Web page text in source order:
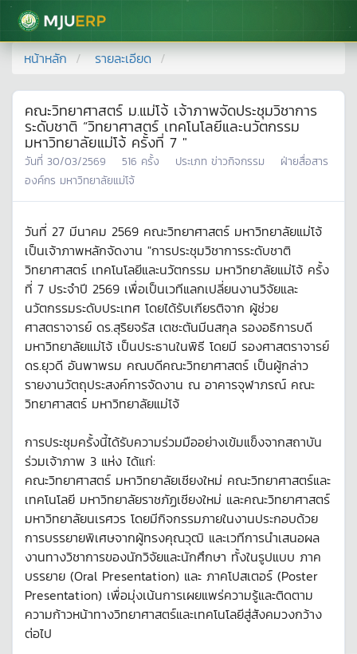
มหาวิทยาลัยแม่โจ้
หน้าหลัก รายละเอียด
คณะวิทยาศาสตร์ ม.แม่โจ้ เจ้าภาพจัดประชุมวิชาการ
ระดับชาติ “วิทยาศาสตร์ เทคโนโลยีและนวัตกรรม
มหาวิทยาลัยแม่โจ้ ครั้งที่ 7 "
วันที่ 30/03/2569 516 ครั้ง ประเภท ข่าวกิจกรรม
ฝ่ายสื่อสาร
องค์กร มหาวิทยาลัยแม่โจ้
วันที่ 27 มีนาคม 2569 คณะวิทยาศาสตร์ มหาวิทยาลัยแม่โจ้
เป็นเจ้าภาพหลักจัดงาน "การประชุมวิชาการระดับชาติ
วิทยาศาสตร์ เทคโนโลยีและนวัตกรรม มหาวิทยาลัยแม่โจ้ ครั้ง
ที่ 7 ประจำปี 2569 เพื่อเป็นเวทีแลกเปลี่ยนงานวิจัยและ
นวัตกรรมระดับประเทศ โดยได้รับเกียรติจาก ผู้ช่วย
ศาสตราจารย์ ดร.สุริยจรัส เตชะตันมีนสกุล รองอธิการบดี
มหาวิทยาลัยแม่โจ้ เป็นประธานในพิธี โดยมี รองศาสตราจารย์
ดร.ยุวดี อันพาพรม คณบดีคณะวิทยาศาสตร์ เป็นผู้กล่าว
รายงานวัตถุประสงค์การจัดงาน ณ อาคารจุฬาภรณ์ คณะ
วิทยาศาสตร์ มหาวิทยาลัยแม่โจ้
การประชุมครั้งนี้ได้รับความร่วมมืออย่างเข้มแข็งจากสถาบัน
ร่วมเจ้าภาพ 3 แห่ง ได้แก่:
คณะวิทยาศาสตร์ มหาวิทยาลัยเชียงใหม่ คณะวิทยาศาสตร์และ
เทคโนโลยี มหาวิทยาลัยราชภัฏเชียงใหม่ และคณะวิทยาศาสตร์
มหาวิทยาลัยนเรศวร โดยมีกิจกรรมภายในงานประกอบด้วย
การบรรยายพิเศษจากผู้ทรงคุณวุฒิ และเวทีการนำเสนอผล
งานทางวิชาการของนักวิจัยและนักศึกษา ทั้งในรูปแบบ ภาค
บรรยาย (Oral Presentation) และ ภาคโปสเตอร์ (Poster
Presentation) เพื่อมุ่งเน้นการเผยแพร่ความรู้และติดตาม
ความก้าวหน้าทางวิทยาศาสตร์และเทคโนโลยีสู่สังคมวงกว้าง
ต่อไป